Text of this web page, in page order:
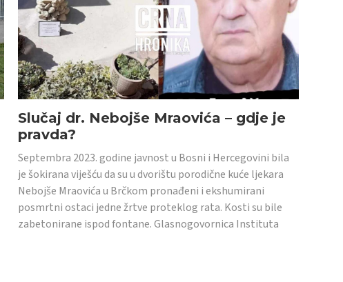
Slučaj dr. Nebojše Mraovića – gdje je
pravda?
Septembra 2023. godine javnost u Bosni i Hercegovini bila
je šokirana viješću da su u dvorištu porodične kuće ljekara
Nebojše Mraovića u Brčkom pronađeni i ekshumirani
posmrtni ostaci jedne žrtve proteklog rata. Kosti su bile
zabetonirane ispod fontane. Glasnogovornica Instituta